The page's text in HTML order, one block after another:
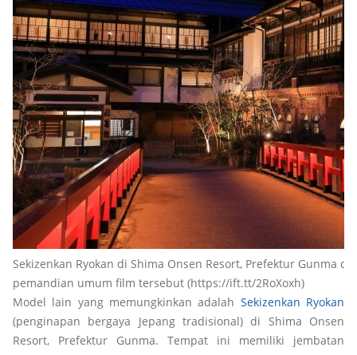
Sekizenkan Ryokan di Shima Onsen Resort, Prefektur Gunma
pemandian umum film tersebut (https://ift.tt/2RoXoxh)
Model lain yang memungkinkan adalah Sekizenkan Ryokan
(penginapan bergaya Jepang tradisional) di Shima Onsen
Resort, Prefektur Gunma. Tempat ini memiliki jembatan